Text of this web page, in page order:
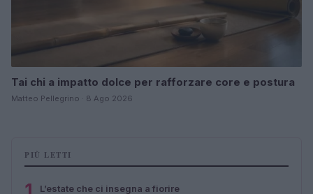
Tai chi a impatto dolce per rafforzare core e postura
Matteo Pellegrino · 8 Ago 2026
PIÙ LETTI
L’estate che ci insegna a fiorire